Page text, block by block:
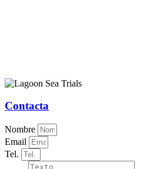
Contacta
Nombre
Email
Tel.